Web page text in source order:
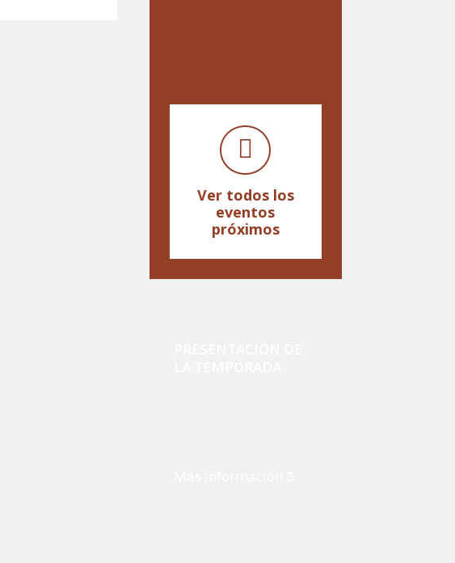
Ver todos los
eventos
próximos